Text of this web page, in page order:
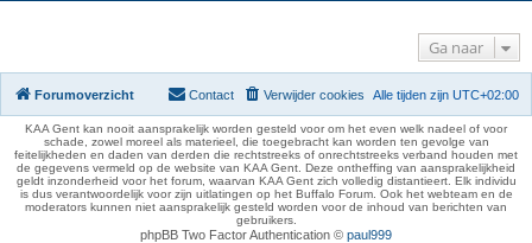
Ga naar
Forumoverzicht Alle tijden zijn UTC+02:00
Verwijder cookies
Contact
KAA Gent kan nooit aansprakelijk worden gesteld voor om het even welk nadeel of voor
schade, zowel moreel als materieel, die toegebracht kan worden ten gevolge van
feitelijkheden en daden van derden die rechtstreeks of onrechtstreeks verband houden met
de gegevens vermeld op de website van KAA Gent. Deze ontheffing van aansprakelijkheid
geldt inzonderheid voor het forum, waarvan KAA Gent zich volledig distantieert. Elk individu
is dus verantwoordelijk voor zijn uitlatingen op het Buffalo Forum. Ook het webteam en de
moderators kunnen niet aansprakelijk gesteld worden voor de inhoud van berichten van
gebruikers.
phpBB Two Factor Authentication © paul999